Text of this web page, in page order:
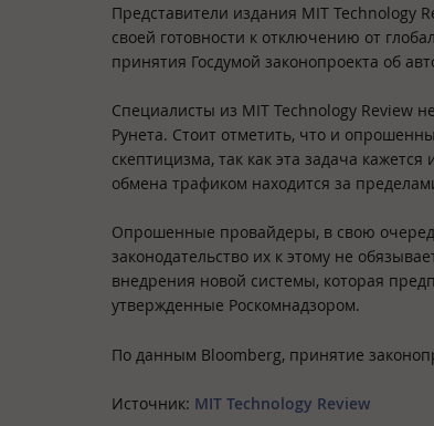
Представители издания MIT Technology
своей готовности к отключению от
принятия Госдумой законопроекта об
Специалисты из MIT Technology Review
Рунета. Стоит отметить, что и
скептицизма, так как эта задача
обмена трафиком находится за
Опрошенные провайдеры, в свою
законодательство их к этому не
внедрения новой системы, которая
утвержденные Роскомнадзором.
По данным Bloomberg, принятие
Источник: MIT Technology Review